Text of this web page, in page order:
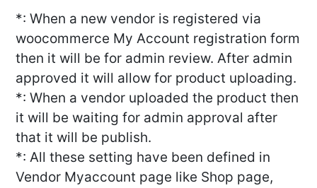
*: When a new vendor is registered via
woocommerce My Account registration form
then it will be for admin review. After admin
approved it will allow for product uploading.
*: When a vendor uploaded the product then
it will be waiting for admin approval after
that it will be publish.
*: All these setting have been defined in
Vendor Myaccount page like Shop page,